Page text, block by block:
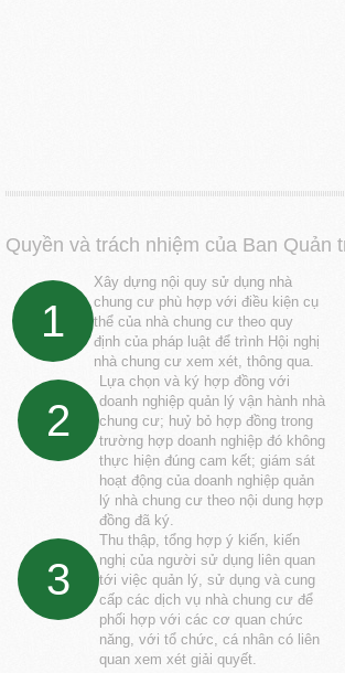
Quyền và trách nhiệm của Ban Quản
1
Xây dựng nội quy sử dụng nhà
chung cư phù hợp với điều kiện cụ
thể của nhà chung cư theo quy
định của pháp luật để trình Hội nghị
nhà chung cư xem xét, thông qua.
2
Lựa chọn và ký hợp đồng với
doanh nghiệp quản lý vận hành nhà
chung cư; huỷ bỏ hợp đồng trong
trường hợp doanh nghiệp đó không
thực hiện đúng cam kết; giám sát
hoạt động của doanh nghiệp quản
lý nhà chung cư theo nội dung hợp
đồng đã ký.
3
Thu thập, tổng hợp ý kiến, kiến
nghị của người sử dụng liên quan
tới việc quản lý, sử dụng và cung
cấp các dịch vụ nhà chung cư để
phối hợp với các cơ quan chức
năng, với tổ chức, cá nhân có liên
quan xem xét giải quyết.